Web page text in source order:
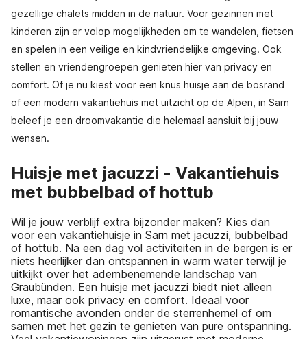
gezellige chalets midden in de natuur. Voor gezinnen met
kinderen zijn er volop mogelijkheden om te wandelen, fietsen
en spelen in een veilige en kindvriendelijke omgeving. Ook
stellen en vriendengroepen genieten hier van privacy en
comfort. Of je nu kiest voor een knus huisje aan de bosrand
of een modern vakantiehuis met uitzicht op de Alpen, in Sarn
beleef je een droomvakantie die helemaal aansluit bij jouw
wensen.
Huisje met jacuzzi - Vakantiehuis
met bubbelbad of hottub
Wil je jouw verblijf extra bijzonder maken? Kies dan
voor een vakantiehuisje in Sarn met jacuzzi, bubbelbad
of hottub. Na een dag vol activiteiten in de bergen is er
niets heerlijker dan ontspannen in warm water terwijl je
uitkijkt over het adembenemende landschap van
Graubünden. Een huisje met jacuzzi biedt niet alleen
luxe, maar ook privacy en comfort. Ideaal voor
romantische avonden onder de sterrenhemel of om
samen met het gezin te genieten van pure ontspanning.